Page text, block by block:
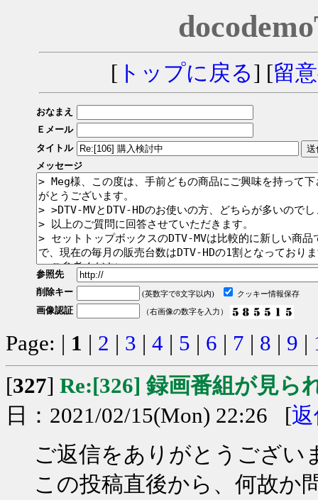
[トップに戻る] [留
おなまえ
Ｅメール
タイトル
メッセージ
参照先
削除キー
(英数字で8文字以内) クッキー情報保存
画像認証 （右画像の数字を入力）
Page: | 1 | 2 | 3 | 4 | 5 | 6 | 7 | 8 | 9 |
[327] Re:[326] 録画番組が見ら
日：2021/02/15(Mon) 22:26 [
ご返信をありがとうござい
この投稿直後から、何故か